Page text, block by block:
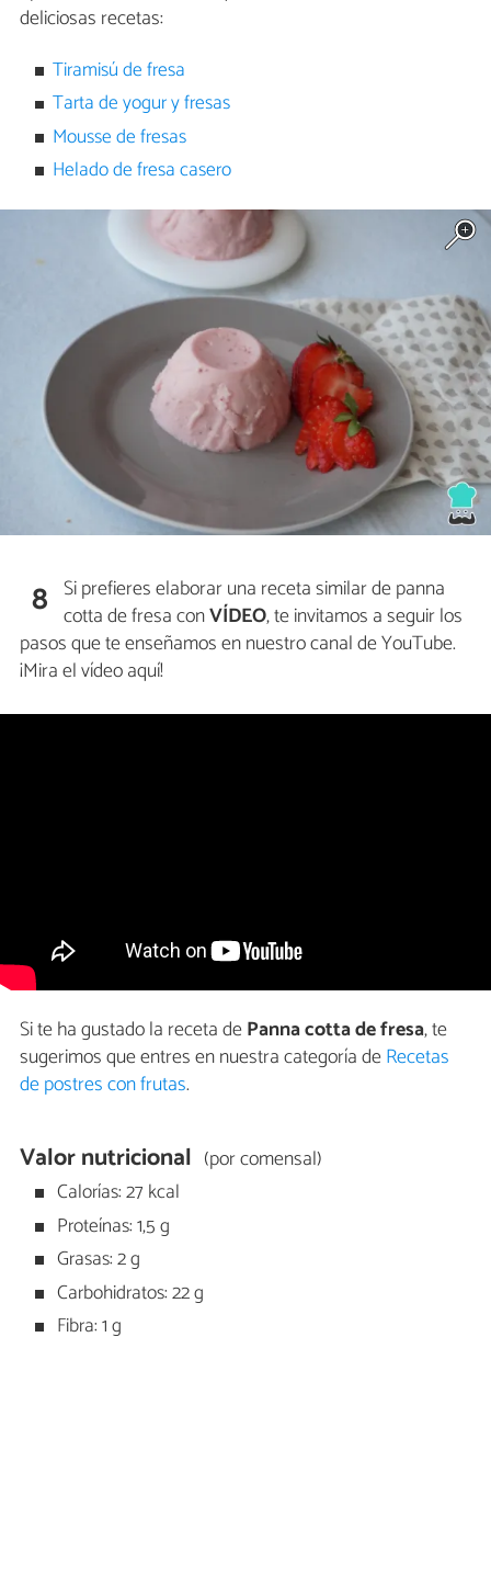
deliciosas recetas:
Tiramisú de fresa
Tarta de yogur y fresas
Mousse de fresas
Helado de fresa casero
8 Si prefieres elaborar una receta similar de panna
cotta de fresa conVÍDEO, te invitamos a seguir los
pasos que te enseñamos en nuestro canal de YouTube.
¡Mira el vídeo aquí!
Si te ha gustado la receta dePanna cotta de fresa, te
sugerimos que entres en nuestra categoría deRecetas
de postres con frutas.
Valor nutricional (por comensal)
Calorías: 27 kcal
Proteínas: 1,5 g
Grasas: 2 g
Carbohidratos: 22 g
Fibra: 1 g